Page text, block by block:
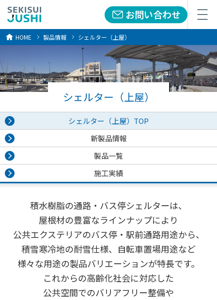
お問い合わせ
メニュー
HOME 製品情報 シェルター（上屋）
シェルター（上屋）
シェルター（上屋）TOP
新製品情報
製品一覧
施工実績
積水樹脂の通路・バス停シェルターは、
屋根材の豊富なラインナップにより
公共エクステリアのバス停・駅前通路用途から、
積雪寒冷地の耐雪仕様、
自転車置場用途など
様々な用途の製品バリエーションが特長です。
これからの高齢化社会に対応した
公共空間でのバリアフリー整備や